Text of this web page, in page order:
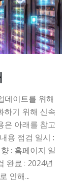
데이트를 위해
하기 위해 신속
은 아래를 참고
용 점검 일시 :
: 홈페이지 일
완료 : 2024년
인해...